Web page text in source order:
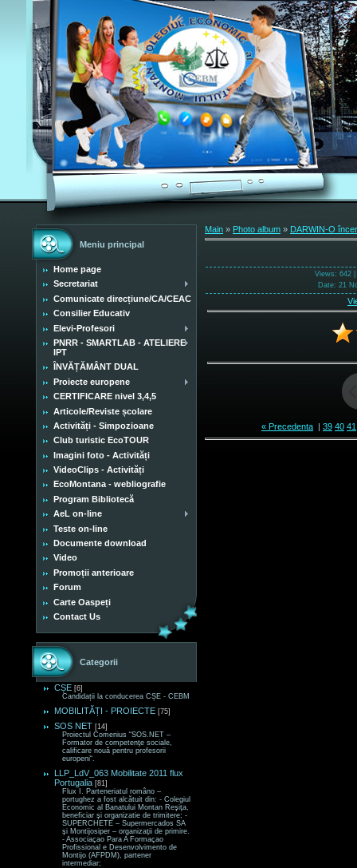
Meniu principal
Home page
Secretariat
Comunicate direcțiune/CA/CEAC
Consilier Educativ
Elevi-Profesori
PNRR - SMARTLAB - ATELIERE
IPT
ÎNVĂȚĂMÂNT DUAL
Proiecte europene
CERTIFICARE nivel 3,4,5
Articole/Reviste școlare
Activități - Simpozioane
Club turistic EcoTOUR
Imagini foto - Activități
VideoClips - Activități
EcoMontana - webliografie
Program Bibliotecă
AeL on-line
Teste on-line
Documente download
Video
Promoții anterioare
Forum
Carte Oaspeți
Contact Us
Categorii
CȘE [6]
Candidații la conducerea CȘE - CEBM
MOBILITĂȚI - PROIECTE [75]
SOS NET [14]
Proiectul Comenius “SOS.NET –
Formator de competenţe sociale,
calificare nouă pentru profesorii
europeni“.
LLP_LdV_063 Mobilitate 2011 flux
Portugalia [81]
Flux I. Parteneriatul româno –
portughez a fost alcătuit din: - Colegiul
Economic al Banatului Montan Reşiţa,
beneficiar şi organizatie de trimitere; -
SUPERCHETE – Supermercados SA
şi Montijosiper – organizaţii de primire.
- Associaçao Para A Formaçao
Profissional e Desenvolvimento de
Montijo (AFPDM), partener
intermediar;
Main » Photo album » DARWIN-O
Views: 642 |
Date: 21
« Precedenta | 39 40 41